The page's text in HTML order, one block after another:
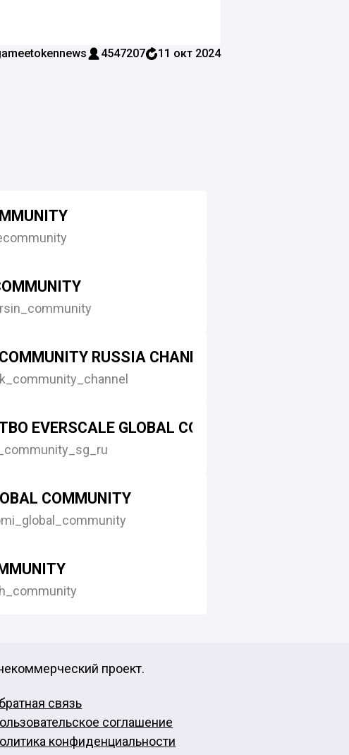
4547207 11 окт 2024
RUSSIA CHANNEL
EVERSCALE GLOBAL COMMUNITY SG
COMMUNITY
проект.
связь
соглашение
конфиденциальности